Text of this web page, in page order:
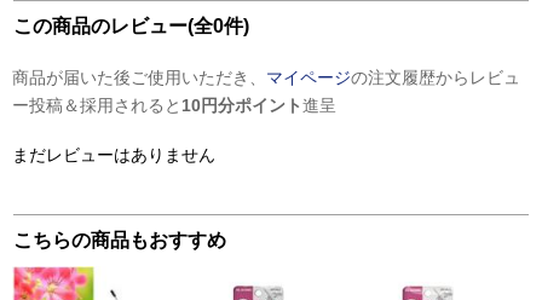
この商品のレビュー(全0件)
商品が届いた後ご使用いただき、 マイページの注文履歴からレビュ
ー投稿＆採用されると 10円分ポイント進呈
まだレビューはありません
こちらの商品もおすすめ